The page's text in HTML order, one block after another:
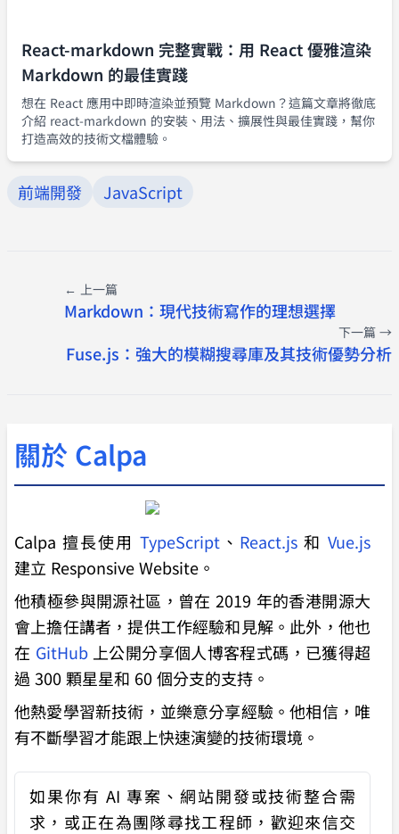
React-markdown 完整實戰：用 React 優雅渲染
Markdown 的最佳實踐
想在 React 應用中即時渲染並預覽 Markdown？這篇文章將徹底
介紹 react-markdown 的安裝、用法、擴展性與最佳實踐，幫你
打造高效的技術文檔體驗。
前端開發 JavaScript
← 上一篇
Markdown：現代技術寫作的理想選擇
下一篇 →
Fuse.js：強大的模糊搜尋庫及其技術優勢分析
關於 Calpa
Calpa 擅長使用 TypeScript 、 React.js 和 Vue.js
建立 Responsive Website。
他積極參與開源社區，曾在 2019 年的香港開源大
會上擔任講者，提供工作經驗和見解。此外，他也
在 GitHub上公開分享個人博客程式碼，已獲得超
過 300 顆星星和 60 個分支的支持。
他熱愛學習新技術，並樂意分享經驗。他相信，唯
有不斷學習才能跟上快速演變的技術環境。
如果你有AI 專案、網站開發或技術整合需
求 ，或正在為團隊尋找工程師，歡迎來信交